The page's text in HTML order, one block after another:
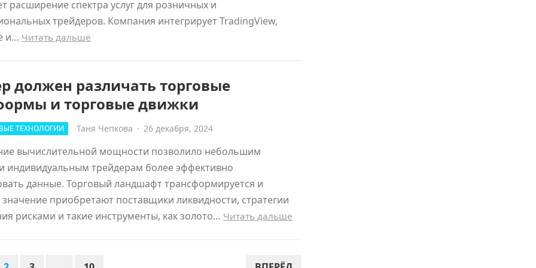
расширение спектра услуг для розничных и
трейдеров. Компания интегрирует TradingView,
и… Читать дальше
должен различать торговые
и торговые движки
ТЕХНОЛОГИИ Таня Чепкова · 26 декабря, 2024
вычислительной мощности позволило небольшим
индивидуальным трейдерам более эффективно
данные. Торговый ландшафт трансформируется и
приобретают поставщики ликвидности, стратегии
рисками и такие инструменты, как золото… Читать дальше